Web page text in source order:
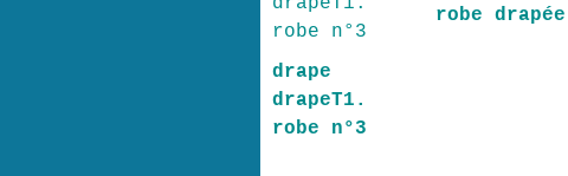
drape
drapeT1.
robe n°3
robe drapée